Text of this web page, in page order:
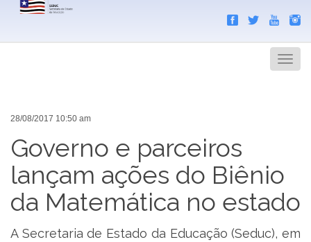
Menu
28/08/2017 10:50 am
Governo e parceiros
lançam ações do Biênio
da Matemática no estado
A Secretaria de Estado da Educação (Seduc), em